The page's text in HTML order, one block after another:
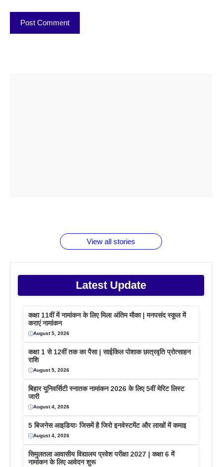
View all stories
Latest Update
कक्षा 11वीं में नामांकन के लिए मिला अंतिम मौका | मनपसंद स्कूल में
कराएं नामांकन
August 5, 2026
कक्षा 1 से 12वीं तक का पैसा | साईकिल पोशाक छात्रवृति प्रोत्साहन
राशि
August 5, 2026
बिहार यूनिवर्सिटी स्नातक नामांकन 2026 के लिए 5वीं मेरिट लिस्ट
जारी
August 4, 2026
5 बिजनेस आइडियाः जिसमें है जिरो इनवेस्टमेंट और लाखों में कमाइ
August 4, 2026
सिमुलतला आवासीय विद्यालय प्रवेश परीक्षा 2027 | कक्षा 6 में
नामांकन के लिए आवेदन शुरू